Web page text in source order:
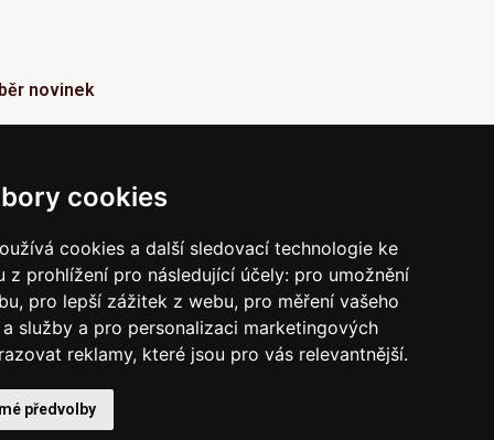
cookies
cookies a další sledovací technologie ke
z prohlížení pro následující účely: pro umožnění
, pro lepší zážitek z webu, pro měření vašeho
služby a pro personalizaci marketingových
reklamy, které jsou pro vás relevantnější.
předvolby
novinek
odběru současně souhlasíte s našimi podmínkami o
soukromí a současně nám udělujete souhlas se
obchodních e-mailů.